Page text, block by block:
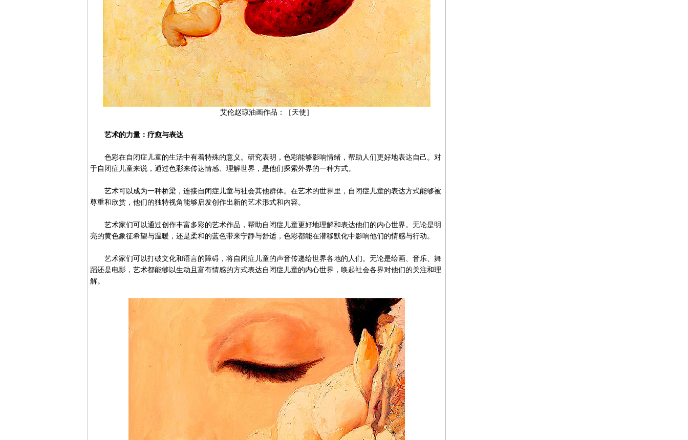
艾伦赵琼油画作品： ［天使］
艺术的力量：疗愈与表达
色彩在自闭症儿童的生活中有着特殊的意义。研究表明，色彩能够影响情绪，帮助人们更好地表达自己。对
于自闭症儿童来说，通过色彩来传达情感、理解世界，是他们探索外界的一种方式。
艺术可以成为一种桥梁，连接自闭症儿童与社会其他群体。在艺术的世界里，自闭症儿童的表达方式能够被
尊重和欣赏，他们的独特视角能够启发创作出新的艺术形式和内容。
艺术家们可以通过创作丰富多彩的艺术作品，帮助自闭症儿童更好地理解和表达他们的内心世界。无论是明
亮的黄色象征希望与温暖，还是柔和的蓝色带来宁静与舒适，色彩都能在潜移默化中影响他们的情感与行动。
艺术家们可以打破文化和语言的障碍，将自闭症儿童的声音传递给世界各地的人们。无论是绘画、音乐、舞
蹈还是电影，艺术都能够以生动且富有情感的方式表达自闭症儿童的内心世界，唤起社会各界对他们的关注和理
解。